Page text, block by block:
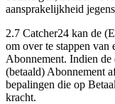
aansprakelijkheid
2.7 Catcher24 kan de
om over te stappen van
Abonnement. Indien
(betaald) Abonnement
bepalingen die op
kracht.